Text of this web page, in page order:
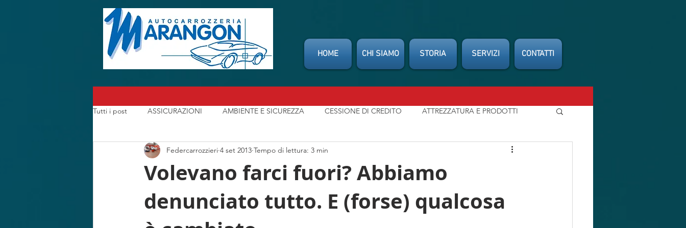
HOME CHI SIAMO STORIA SERVIZI CONTATTI
Tutti i post ASSICURAZIONI AMBIENTE E SICUREZZA CESSIONE DI CREDITO ATTREZZATURA E PRODOTTI
CARROZZERIA CONSORZI ASSOCIAZIONI CONSUMATORI FEDERCARROZZIERI
I CARROZZIERI che hanno fatto la St MIO CARROZZIERE
Volevano farci fuori? Abbiamo
denunciato tutto. E (forse) qualcosa
Federcarrozzieri 4 set 2013 Tempo di lettura: 3 min